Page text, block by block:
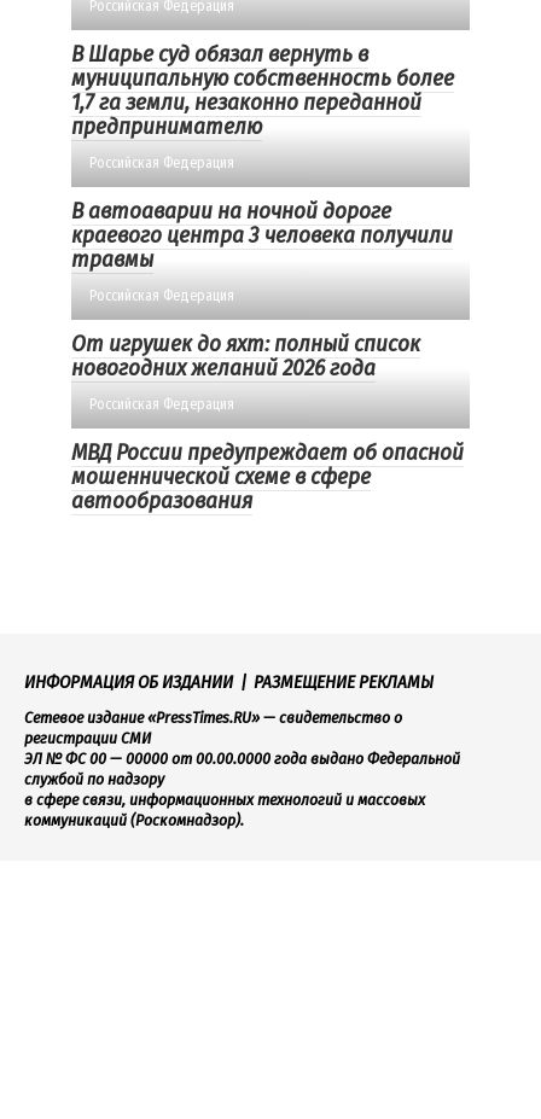
Российская Федерация
В Шарье суд обязал вернуть в
муниципальную собственность более
1,7 га земли, незаконно переданной
предпринимателю
Российская Федерация
В автоаварии на ночной дороге
краевого центра 3 человека получили
травмы
Российская Федерация
От игрушек до яхт: полный список
новогодних желаний 2026 года
Российская Федерация
МВД России предупреждает об опасной
мошеннической схеме в сфере
автообразования
ИНФОРМАЦИЯ ОБ ИЗДАНИИ| РАЗМЕЩЕНИЕ РЕКЛАМЫ
Сетевое издание «PressTimes.RU» — свидетельство о
регистрации СМИ
ЭЛ № ФС 00 — 00000 от 00.00.0000 года выдано Федеральной
службой по надзору
в сфере связи, информационных технологий и массовых
коммуникаций (Роскомнадзор).